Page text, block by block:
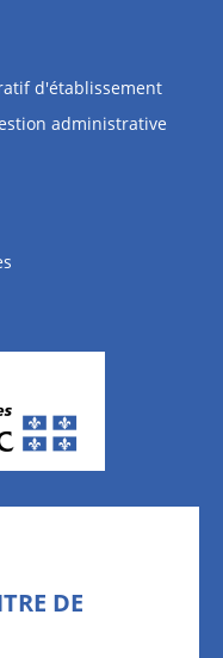
d'établissement
administrative
DE